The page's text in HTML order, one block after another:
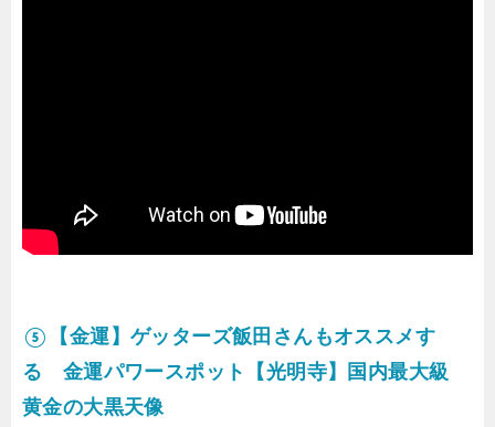
⑤【金運】ゲッターズ飯田さんもオススメす
る 金運パワースポット【光明寺】国内最大級
黄金の大黒天像